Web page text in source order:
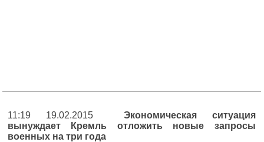
11:19 19.02.2015 Экономическая ситуация
вынуждает Кремль отложить новые запросы
военных на три года